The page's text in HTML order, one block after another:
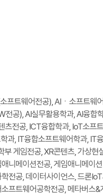
프트웨어전공), AIㆍ소프트웨
전공), AI실무활용학과, AI융
츠전공, ICT융합학과, IoT소프
과, IT융합소프트웨어학과,
게임전공, XR콘텐츠, 가상
니메이션전공, 게임애니메이
전공, 데이터사이언스, 드론
프트웨어공학전공, 메타버스